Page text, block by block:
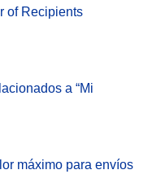
of Recipients
a “Mi
máximo para envíos